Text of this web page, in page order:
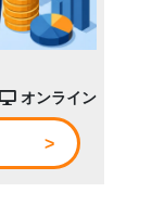
オンライン